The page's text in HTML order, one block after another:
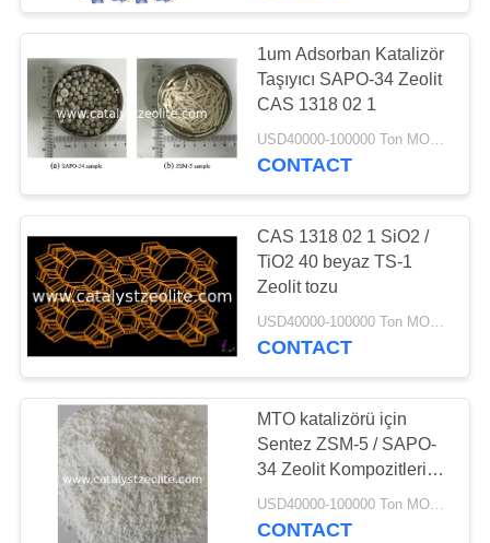
1um Adsorban Katalizör
Taşıyıcı SAPO-34 Zeolit ​​
CAS 1318 02 1
CONTACT
CAS 1318 02 1 SiO2 /
TiO2 40 beyaz TS-1
Zeolit ​​tozu
CONTACT
MTO katalizörü için
Sentez ZSM-5 / SAPO-
34 Zeolit ​​Kompozitleri
CAS 1318-02-1
USD40000-100000 Ton MOQ:1 kg
CONTACT